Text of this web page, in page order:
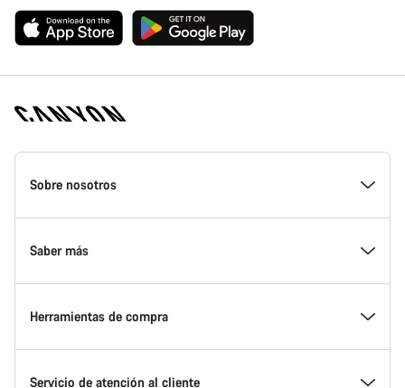
Canyon
Homepage
Sobre nosotros
Conoce Canyon
Innovación en Canyon
Canyon Factory Racing
Saber más
Eventos
Encuentra un punto de servicio Canyon
Herramientas de compra
Encuentra tu bicicleta
Servicio de atención al cliente